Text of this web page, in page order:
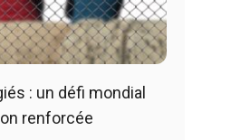
: un défi mondial
renforcée